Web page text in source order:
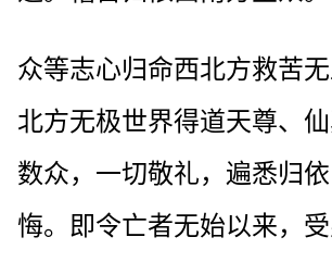
众等志心归命西北方救苦
北方无极世界得道天尊、
数众，一切敬礼，遍悉归
悔。即令亡者无始以来，